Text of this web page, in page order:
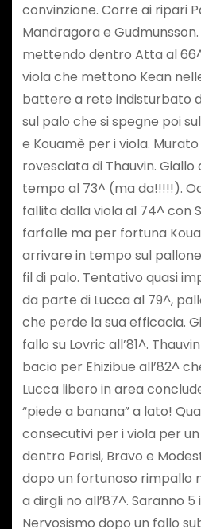
convinzione. Corre ai ripari
Mandragora e Gudmunsson.
mettendo dentro Atta al
viola che mettono Kean
battere a rete indisturbato
sul palo che si spegne poi
e Kouamè per i viola.
rovesciata di Thauvin.
tempo al 73^ (ma da!!!!!).
fallita dalla viola al 74^ con
farfalle ma per fortuna
arrivare in tempo sul
fil di palo. Tentativo quasi
da parte di Lucca al 79^,
che perde la sua efficacia.
fallo su Lovric all’81^.
bacio per Ehizibue all’82^
Lucca libero in area
“piede a banana” a lato!
consecutivi per i viola per
dentro Parisi, Bravo e
dopo un fortunoso rimpallo
a dirgli no all’87^. Saranno
Nervosismo dopo un fallo